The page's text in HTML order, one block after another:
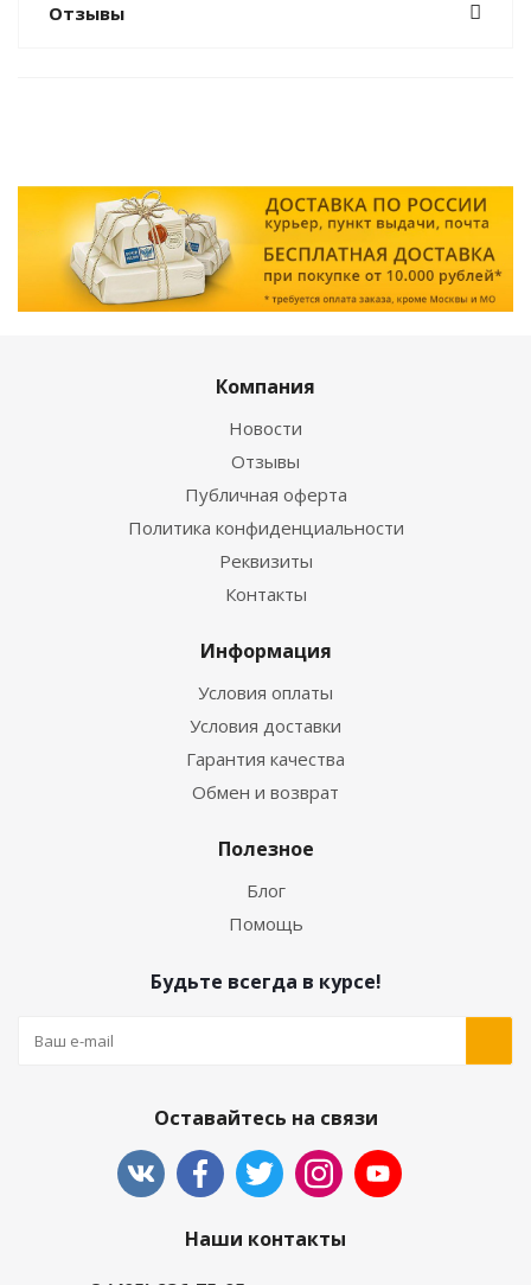
Отзывы
Компания
Новости
Отзывы
Публичная оферта
Политика конфиденциальности
Реквизиты
Контакты
Информация
Условия оплаты
Условия доставки
Гарантия качества
Обмен и возврат
Полезное
Блог
Помощь
Будьте всегда в курсе!
Оставайтесь на связи
Наши контакты